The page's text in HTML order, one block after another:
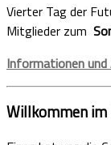
Vierter Tag der
Mitglieder zum
Informationen und
Willkommen